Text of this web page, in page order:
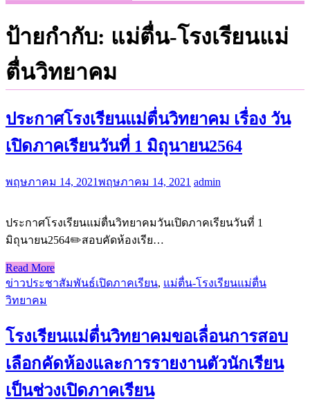
ป้ายกำกับ: แม่ตื่น-โรงเรียนแม่
ตื่นวิทยาคม
ประกาศ​โรงเรียน​แม่​ตื่น​วิทยาคม เรื่อง วัน​
เปิด​ภาคเรียน​วัน​ที่​ 1 มิถุนายน​2564
พฤษภาคม 14, 2021พฤษภาคม 14, 2021 admin
ประกาศ​โรงเรียน​แม่​ตื่น​วิทยาคมวัน​เปิด​ภาคเรียน​วัน​ที่​ 1
มิถุนายน​2564✏️สอบคัดห้องเรีย…
Read More
ข่าวประชาสัมพันธ์เปิดภาคเรียน, แม่ตื่น-โรงเรียนแม่ตื่น
วิทยาคม
โรงเรียนแม่ตื่นวิทยาคม​ขอเลื่อนการสอบ
เลือกคัดห้องและการรายงานตัวนักเรียน
เป็น​ช่วงเปิดภาคเรียน